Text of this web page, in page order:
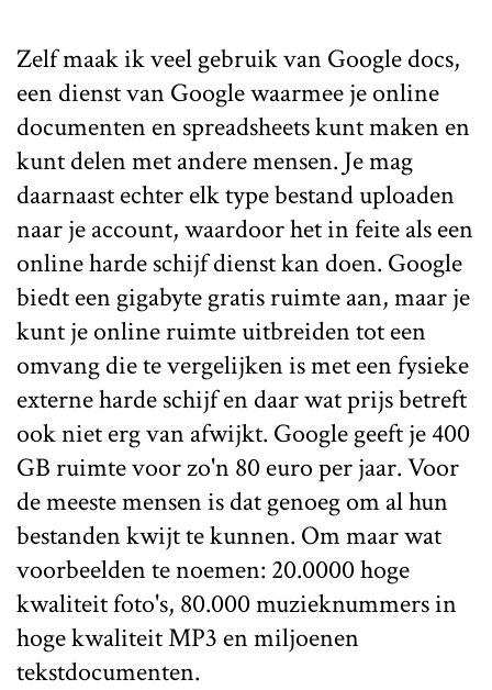
Zelf maak ik veel gebruik van Google docs,
een dienst van Google waarmee je online
documenten en spreadsheets kunt maken en
kunt delen met andere mensen. Je mag
daarnaast echter elk type bestand uploaden
naar je account, waardoor het in feite als een
online harde schijf dienst kan doen. Google
biedt een gigabyte gratis ruimte aan, maar je
kunt je online ruimte uitbreiden tot een
omvang die te vergelijken is met een fysieke
externe harde schijf en daar wat prijs betreft
ook niet erg van afwijkt. Google geeft je 400
GB ruimte voor zo'n 80 euro per jaar. Voor
de meeste mensen is dat genoeg om al hun
bestanden kwijt te kunnen. Om maar wat
voorbeelden te noemen: 20.0000 hoge
kwaliteit foto's, 80.000 muzieknummers in
hoge kwaliteit MP3 en miljoenen
tekstdocumenten.